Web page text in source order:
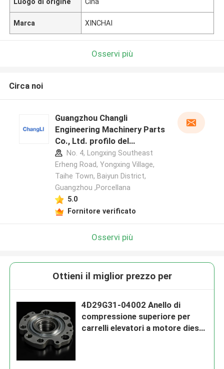
Marca XINCHAI
Osservi più
Circa noi
Guangzhou Changli
Engineering Machinery Parts
Co., Ltd. profilo del
produttore
No. 4, Longxing Southeast
Erheng Road, Yongxing Village,
Taihe Town, Baiyun District,
Guangzhou ,Porcellana
5.0
Fornitore verificato
Osservi più
Ottieni il miglior prezzo per
4D29G31-04002 Anello di
compressione superiore per
carrelli elevatori a motore diesel